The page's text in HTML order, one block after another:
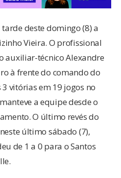
deste domingo (8) a
Vieira. O profissional
auxiliar-técnico Alexandre
à frente do comando do
vitórias em 19 jogos no
a equipe desde o
O último revés do
último sábado (7),
de 1 a 0 para o Santos